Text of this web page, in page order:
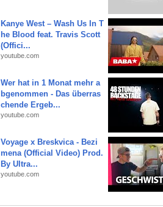
Kanye West – Wash Us In T
he Blood feat. Travis Scott
(Offici...
youtube.com
Wer hat in 1 Monat mehr a
bgenommen - Das überras
chende Ergeb...
youtube.com
Voyage x Breskvica - Bezi
mena (Official Video) Prod.
By Ultra...
youtube.com